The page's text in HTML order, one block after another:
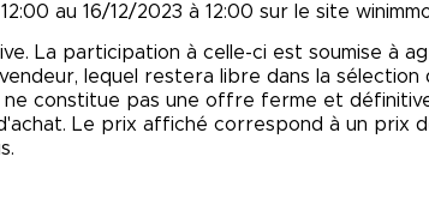
au 16/12/2023 à 12:00 sur le site
La participation à celle-ci est soumise à
lequel restera libre dans la sélection
constitue pas une offre ferme et définitive
Le prix affiché correspond à un prix